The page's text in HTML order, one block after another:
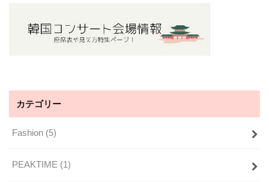
カテゴリー
Fashion (5)
PEAKTIME (1)